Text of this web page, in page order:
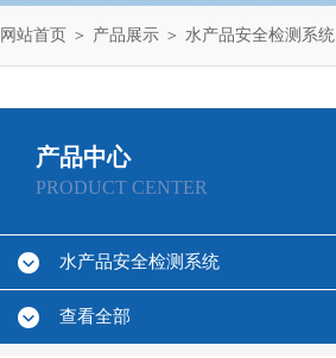
网站首页 ＞ 产品展示 ＞ 水产品安全检测系统
产品中心
PRODUCT CENTER
水产品安全检测系统
查看全部